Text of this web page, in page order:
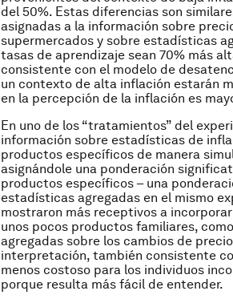
del 50%. Estas diferencias son
asignadas a la información sobre
supermercados y sobre estadísticas
tasas de aprendizaje sean 70% más
consistente con el modelo de
un contexto de alta inflación estarán
en la percepción de la inflación es
En uno de los “tratamientos” del
información sobre estadísticas de
productos específicos de manera
asignándole una ponderación
productos específicos – una
estadísticas agregadas en el mismo
mostraron más receptivos a
unos pocos productos familiares,
agregadas sobre los cambios de
interpretación, también consistente
menos costoso para los individuos
porque resulta más fácil de entender.